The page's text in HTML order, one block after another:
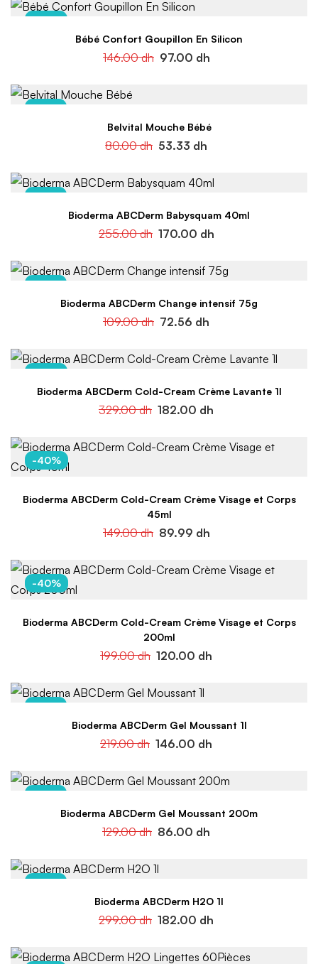
-34%
Bébé Confort Goupillon En Silicon
146.00dh 97.00 dh
-33%
Belvital Mouche Bébé
80.00dh 53.33 dh
-33%
Bioderma ABCDerm Babysquam 40ml
255.00dh 170.00 dh
-33%
Bioderma ABCDerm Change intensif 75g
109.00dh 72.56 dh
-45%
Bioderma ABCDerm Cold-Cream Crème Lavante 1l
329.00dh 182.00 dh
-40%
Bioderma ABCDerm Cold-Cream Crème Visage et Corps
45ml
149.00dh 89.99 dh
-40%
Bioderma ABCDerm Cold-Cream Crème Visage et Corps
200ml
199.00dh 120.00 dh
-33%
Bioderma ABCDerm Gel Moussant 1l
219.00dh 146.00 dh
-33%
Bioderma ABCDerm Gel Moussant 200m
129.00dh 86.00 dh
-39%
Bioderma ABCDerm H2O 1l
299.00dh 182.00 dh